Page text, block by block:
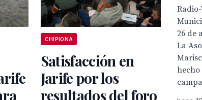
CHIPIONA
Satisfacción en
Jarife por los
resultados del foro
26 de
La